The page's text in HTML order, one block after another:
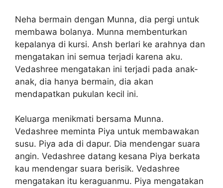
Neha bermain dengan Munna, dia pergi untuk
membawa bolanya. Munna membenturkan
kepalanya di kursi. Ansh berlari ke arahnya dan
mengatakan ini semua terjadi karena aku.
Vedashree mengatakan ini terjadi pada anak-
anak, dia hanya bermain, dia akan
mendapatkan pukulan kecil ini.
Keluarga menikmati bersama Munna.
Vedashree meminta Piya untuk membawakan
susu. Piya ada di dapur. Dia mendengar suara
angin. Vedashree datang kesana Piya berkata
kau mendengar suara berisik. Vedashree
mengatakan itu keraguanmu. Piya mengatakan